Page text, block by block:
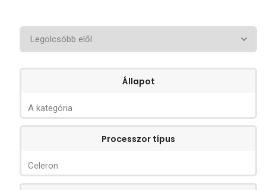
Állapot
A kategória
Processzor típus
Celeron